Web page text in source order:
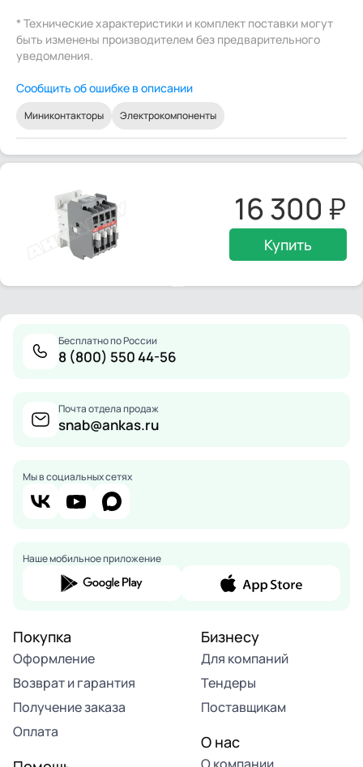
* Технические характеристики и комплект поставки могут
быть изменены производителем без предварительного
уведомления.
Сообщить об ошибке в описании
Миниконтакторы Электрокомпоненты
16 300
Купить
Бесплатно по России
8 (800) 550 44-56
Почта отдела продаж
snab@ankas.ru
Мы в социальных сетях
Наше мобильное приложение
Покупка
Оформление
Возврат и гарантия
Получение заказа
Оплата
Бизнесу
Для компаний
Тендеры
Поставщикам
О нас